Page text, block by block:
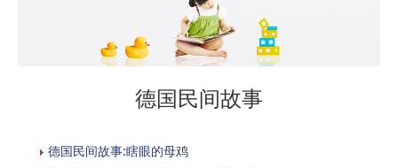
德国民间故事
德国民间故事:瞎眼的母鸡